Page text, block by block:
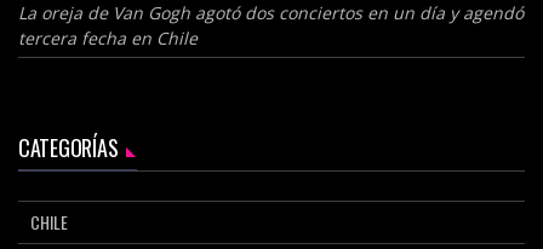
La oreja de Van Gogh agotó dos conciertos en un día y agendó
tercera fecha en Chile
CATEGORÍAS
CHILE